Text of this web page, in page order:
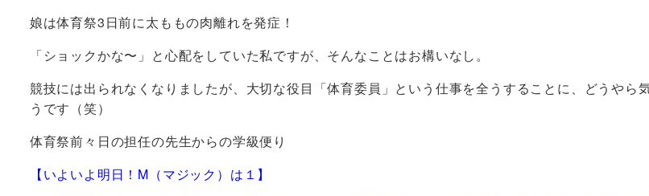
娘は体育祭3日前に太ももの肉離れを発症！
「ショックかな〜」と心配をしていた私ですが、そんなことはお構いなし。
競技には出られなくなりましたが、大切な役目「体育委員」という仕事を全うすることに、どうやら
うです（笑）
体育祭前々日の担任の先生からの学級便り
【いよいよ明日！M（マジック）は１】